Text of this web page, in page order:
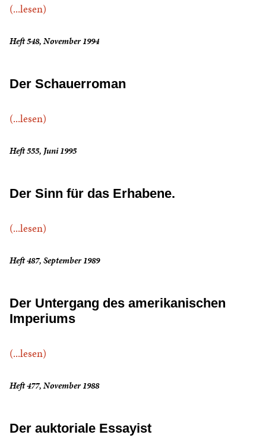
(...lesen)
Heft 548, November 1994
Der Schauerroman
(...lesen)
Heft 555, Juni 1995
Der Sinn für das Erhabene.
(...lesen)
Heft 487, September 1989
Der Untergang des amerikanischen
Imperiums
(...lesen)
Heft 477, November 1988
Der auktoriale Essayist